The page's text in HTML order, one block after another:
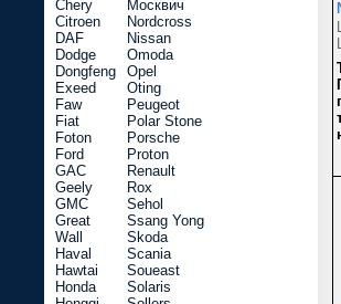
Chery
Citroen
DAF
Dodge
Dongfeng
Exeed
Faw
Fiat
Foton
Ford
GAC
Geely
GMC
Great
Wall
Haval
Hawtai
Honda
Москвич
Nordcross
Nissan
Omoda
Opel
Oting
Peugeot
Polar Stone
Porsche
Proton
Renault
Rox
Sehol
Ssang Yong
Skoda
Scania
Soueast
Solaris